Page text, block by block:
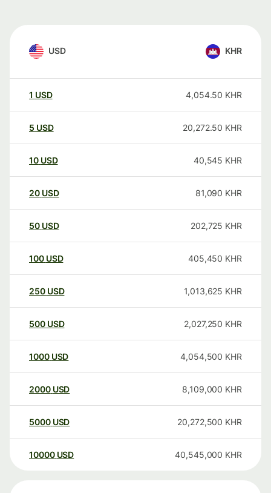
USD KHR
1 USD 4,054.50 KHR
5 USD 20,272.50 KHR
10 USD 40,545 KHR
20 USD 81,090 KHR
50 USD 202,725 KHR
100 USD 405,450 KHR
250 USD 1,013,625 KHR
500 USD 2,027,250 KHR
1000 USD 4,054,500 KHR
2000 USD 8,109,000 KHR
5000 USD 20,272,500 KHR
10000 USD 40,545,000 KHR